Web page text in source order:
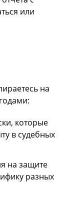
или
на
которые
в судебных
на защите
разных